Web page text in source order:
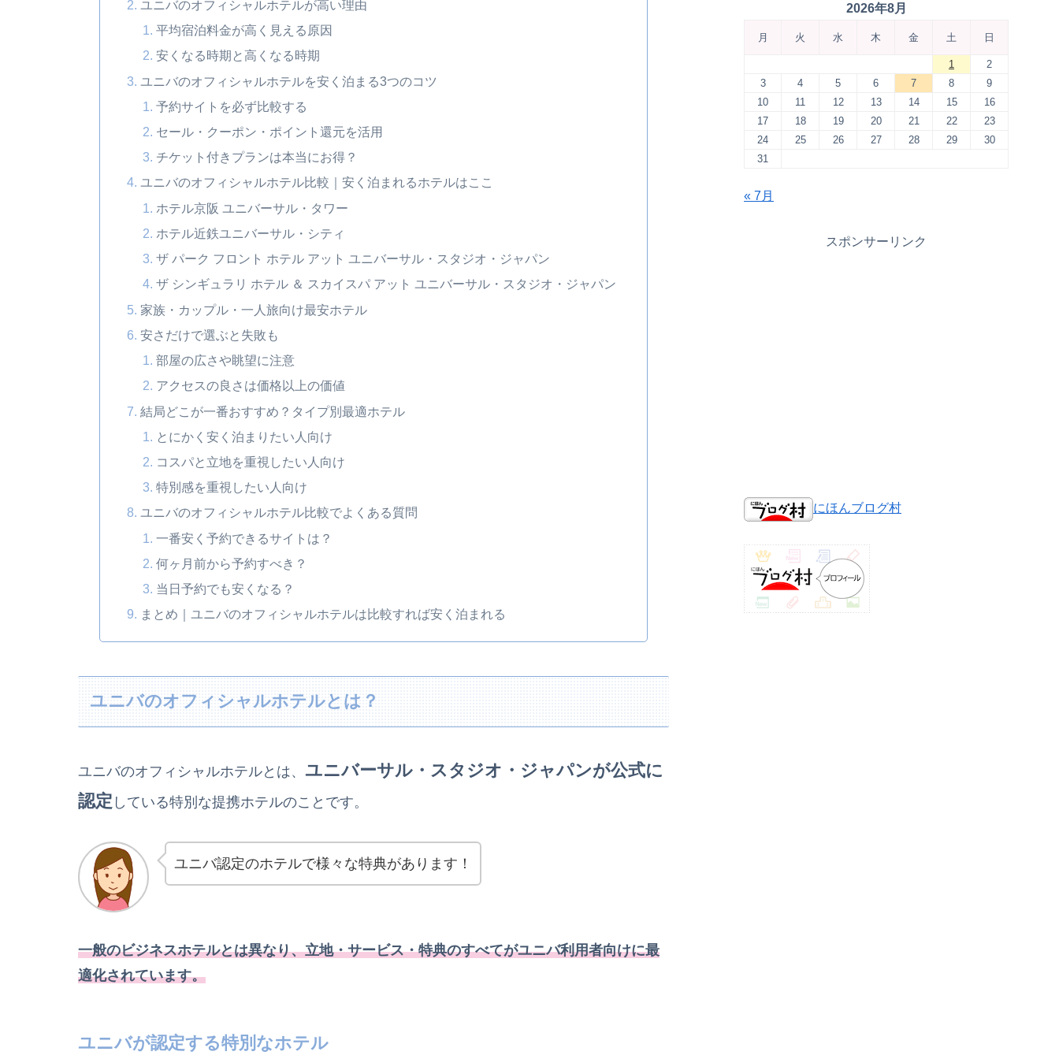
ユニバのオフィシャルホテルが高い理由
平均宿泊料金が高く見える原因
安くなる時期と高くなる時期
ユニバのオフィシャルホテルを安く泊まる3つのコツ
予約サイトを必ず比較する
セール・クーポン・ポイント還元を活用
チケット付きプランは本当にお得？
ユニバのオフィシャルホテル比較｜安く泊まれるホテルはここ
ホテル京阪 ユニバーサル・タワー
ホテル近鉄ユニバーサル・シティ
ザ パーク フロント ホテル アット ユニバーサル・スタジオ・ジャパン
ザ シンギュラリ ホテル ＆ スカイスパ アット ユニバーサル・スタジオ・ジャパン
家族・カップル・一人旅向け最安ホテル
安さだけで選ぶと失敗も
部屋の広さや眺望に注意
アクセスの良さは価格以上の価値
結局どこが一番おすすめ？タイプ別最適ホテル
とにかく安く泊まりたい人向け
コスパと立地を重視したい人向け
特別感を重視したい人向け
ユニバのオフィシャルホテル比較でよくある質問
一番安く予約できるサイトは？
何ヶ月前から予約すべき？
当日予約でも安くなる？
まとめ｜ユニバのオフィシャルホテルは比較すれば安く泊まれる
ユニバのオフィシャルホテルとは？
ユニバのオフィシャルホテルとは、 ユニバーサル・スタジオ・ジャパンが公式に
認定 している特別な提携ホテルのことです。
ユニバ認定のホテルで様々な特典があります！
一般のビジネスホテルとは異なり、立地・サービス・特典のすべてがユニバ利用者向けに最
適化されています。
ユニバが認定する特別なホテル
2026年8月
月 火 水 木 金 土 日
1
2
3
4 5 6 7 8
9
10
11 12 13 14 15
16
17
18 19 20 21 22
23
24
25 26 27 28 29
30
31
« 7月
スポンサーリンク
にほんブログ村